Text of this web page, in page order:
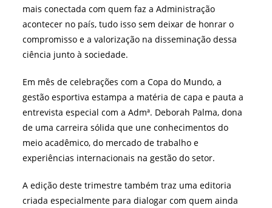
mais conectada com quem faz a Administração
acontecer no país, tudo isso sem deixar de honrar o
compromisso e a valorização na disseminação dessa
ciência junto à sociedade.
Em mês de celebrações com a Copa do Mundo, a
gestão esportiva estampa a matéria de capa e pauta a
entrevista especial com a Admª. Deborah Palma, dona
de uma carreira sólida que une conhecimentos do
meio acadêmico, do mercado de trabalho e
experiências internacionais na gestão do setor.
A edição deste trimestre também traz uma editoria
criada especialmente para dialogar com quem ainda